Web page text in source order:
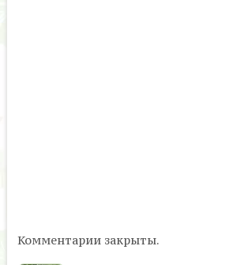
Комментарии закрыты.